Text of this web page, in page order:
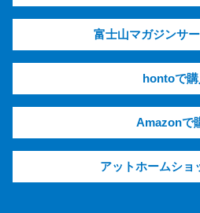
富士山マガジンサ
hontoで購
Amazonで
アットホームショ